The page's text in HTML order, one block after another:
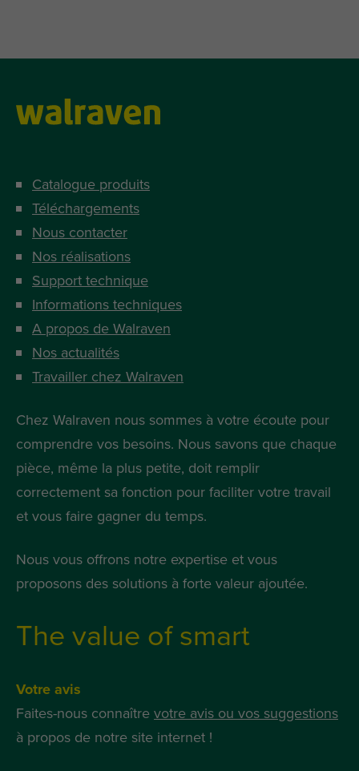
Catalogue produits
Téléchargements
Nous contacter
Nos réalisations
Support technique
Informations techniques
A propos de Walraven
Nos actualités
Travailler chez Walraven
Chez Walraven nous sommes à votre écoute pour
comprendre vos besoins. Nous savons que chaque
pièce, même la plus petite, doit remplir
correctement sa fonction pour faciliter votre travail
et vous faire gagner du temps.
Nous vous offrons notre expertise et vous
proposons des solutions à forte valeur ajoutée.
The value of smart
Votre avis
Faites-nous connaître votre avis ou vos suggestions
à propos de notre site internet !